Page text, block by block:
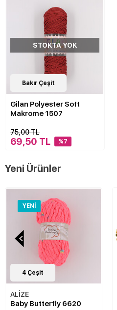
30 Çeşit
STOKTA YOK
Bakır Çeşit
Gilan Polyester Soft
Makrome 1507
75,00 TL
69,50 TL %7
Yeni Ürünler
YENI
4 Çeşit
ALİZE
Baby Butterfly 6620